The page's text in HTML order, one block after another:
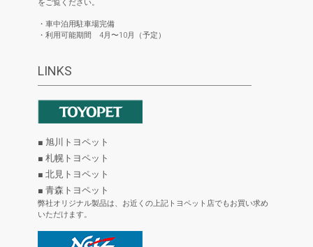
をご覧ください。
・車中泊用駐車場完備
・利用可能期間 4月〜10月（予定）
LINKS
■ 旭川トヨペット
■ 札幌トヨペット
■ 北見トヨペット
■ 青森トヨペット
弊社オリジナル製品は、お近くの上記トヨペット店でもお買い求め
いただけます。